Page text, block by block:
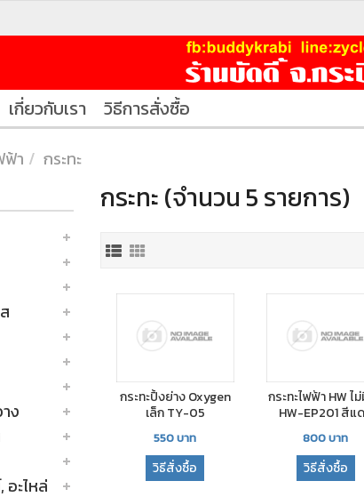
เกี่ยวกับเรา วิธีการสั่งซื้อ
ฟ้า กระทะ
ง
ะไหล่
กระทะ (จำนวน 5 รายการ)
กระทะปิ้งย่าง Oxygen
เล็ก TY-05
550บาท
วิธีสั่งซื้อ
กระทะไฟฟ้า HW ไ
HW-EP201 สีแ
800บาท
วิธีสั่งซื้อ